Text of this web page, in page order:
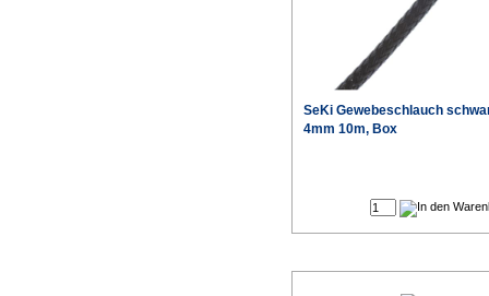
SeKi Gewebeschlauch
4mm 10m, Box